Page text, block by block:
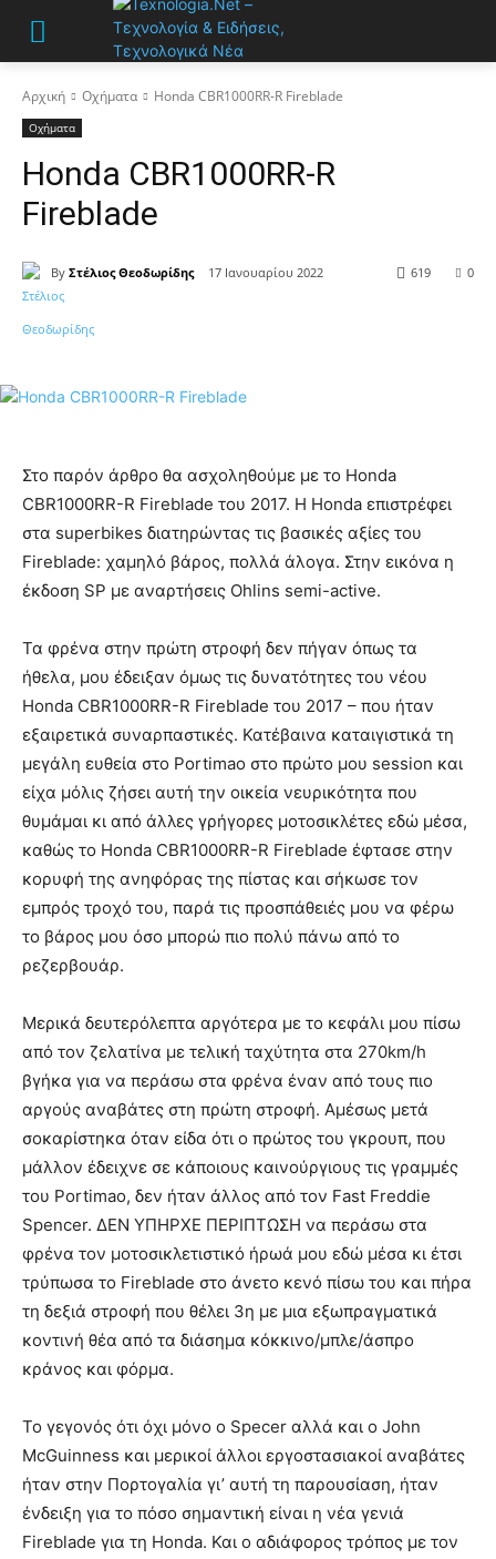
Αρχική Οχήματα Honda CBR1000RR-R Fireblade
Οχήματα
Honda CBR1000RR-R
Fireblade
By Στέλιος Θεοδωρίδης 17 Ιανουαρίου 2022 0
619
Στο παρόν άρθρο θα ασχοληθούμε με το Honda
CBR1000RR-R Fireblade του 2017. Η Honda επιστρέφει
στα superbikes διατηρώντας τις βασικές αξίες του
Fireblade: χαμηλό βάρος, πολλά άλογα. Στην εικόνα η
έκδοση SP με αναρτήσεις Ohlins semi-active.
Τα φρένα στην πρώτη στροφή δεν πήγαν όπως τα
ήθελα, μου έδειξαν όμως τις δυνατότητες του νέου
Honda CBR1000RR-R Fireblade του 2017 – που ήταν
εξαιρετικά συναρπαστικές. Κατέβαινα καταιγιστικά τη
μεγάλη ευθεία στο Portimao στο πρώτο μου session και
είχα μόλις ζήσει αυτή την οικεία νευρικότητα που
θυμάμαι κι από άλλες γρήγορες μοτοσικλέτες εδώ μέσα,
καθώς το Honda CBR1000RR-R Fireblade έφτασε στην
κορυφή της ανηφόρας της πίστας και σήκωσε τον
εμπρός τροχό του, παρά τις προσπάθειές μου να φέρω
το βάρος μου όσο μπορώ πιο πολύ πάνω από το
ρεζερβουάρ.
Μερικά δευτερόλεπτα αργότερα με το κεφάλι μου πίσω
από τον ζελατίνα με τελική ταχύτητα στα 270km/h
βγήκα για να περάσω στα φρένα έναν από τους πιο
αργούς αναβάτες στη πρώτη στροφή. Αμέσως μετά
σοκαρίστηκα όταν είδα ότι ο πρώτος του γκρουπ, που
μάλλον έδειχνε σε κάποιους καινούργιους τις γραμμές
του Portimao, δεν ήταν άλλος από τον Fast Freddie
Spencer. ΔΕΝ ΥΠΗΡΧΕ ΠΕΡΙΠΤΩΣΗ να περάσω στα
φρένα τον μοτοσικλετιστικό ήρωά μου εδώ μέσα κι έτσι
τρύπωσα το Fireblade στο άνετο κενό πίσω του και πήρα
τη δεξιά στροφή που θέλει 3η με μια εξωπραγματικά
κοντινή θέα από τα διάσημα κόκκινο/μπλε/άσπρο
κράνος και φόρμα.
Το γεγονός ότι όχι μόνο ο Specer αλλά και ο John
McGuinness και μερικοί άλλοι εργοστασιακοί αναβάτες
ήταν στην Πορτογαλία γι’ αυτή τη παρουσίαση, ήταν
ένδειξη για το πόσο σημαντική είναι η νέα γενιά
Fireblade για τη Honda. Και ο αδιάφορος τρόπος με τον